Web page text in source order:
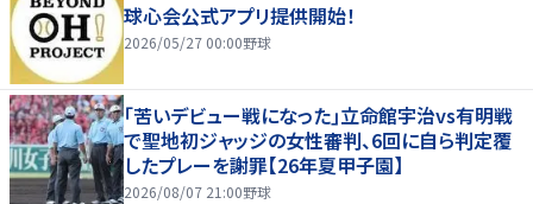
球心会公式アプリ提供開始！
2026/05/27 00:00野球
｢苦いデビュー戦になった｣立命館宇治vs有明戦
で聖地初ジャッジの女性審判、6回に自ら判定覆
したプレーを謝罪【26年夏甲子園】
2026/08/07 21:00野球